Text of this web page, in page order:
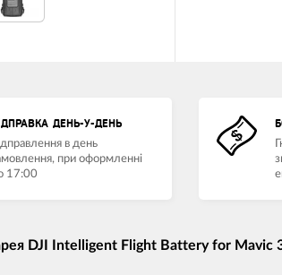
ДЕНЬ-У-ДЕНЬ
в день
при оформленні
17:00
DJI Intelligent Flight Battery for Mavic